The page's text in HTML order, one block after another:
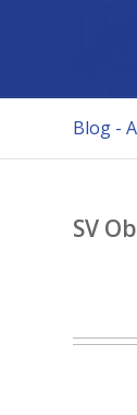
Blog -
SV